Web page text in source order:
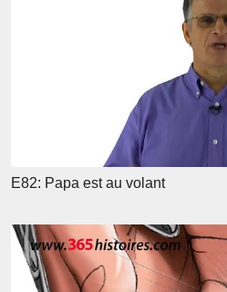
E82: Papa est au volant